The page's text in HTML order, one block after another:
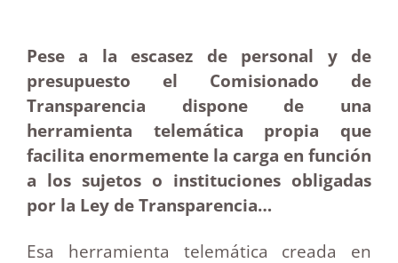
Pese a la escasez de personal y de
presupuesto el Comisionado de
Transparencia dispone de una
herramienta telemática propia que
facilita enormemente la carga en función
a los sujetos o instituciones obligadas
por la Ley de Transparencia…
Esa herramienta telemática creada en